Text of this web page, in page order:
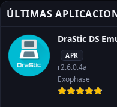
ÚLTIMAS
DraStic DS
APK
r2.6.0.4a
Exophase